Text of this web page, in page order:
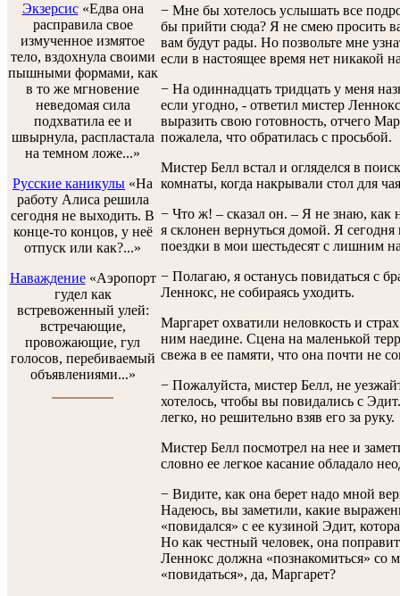
Экзерсис«Едва она
расправила свое
измученное измятое
тело, вздохнула своими
пышными формами, как
в то же мгновение
неведомая сила
подхватила ее и
швырнула, распластала
на темном ложе...»
Русские каникулы «На
работу Алиса решила
сегодня не выходить. В
конце-то концов, у неё
отпуск или как?...»
Наваждение«Аэропорт
гудел как
встревоженный улей:
встречающие,
провожающие, гул
голосов, перебиваемый
объявлениями...»
− Мне бы хотелось услышать все
бы прийти сюда? Я не смею просить
вам будут рады. Но позвольте мне
если в настоящее время нет никакой
− На одиннадцать тридцать у меня
если угодно, - ответил мистер
выразить свою готовность, отчего
пожалела, что обратилась с просьбой.
Мистер Белл встал и огляделся в
комнаты, когда накрывали стол для
− Что ж! – сказал он. – Я не знаю, как
я склонен вернуться домой. Я сегодня
поездки в мои шестьдесят с лишним
− Полагаю, я останусь повидаться с
Леннокс, не собираясь уходить.
Маргарет охватили неловкость и
ним наедине. Сцена на маленькой
свежа в ее памяти, что она почти не
− Пожалуйста, мистер Белл, не
хотелось, чтобы вы повидались с
легко, но решительно взяв его за руку.
Мистер Белл посмотрел на нее и
словно ее легкое касание обладало
− Видите, как она берет надо мной
Надеюсь, вы заметили, какие
«повидался» с ее кузиной Эдит,
Но как честный человек, она
Леннокс должна «познакомиться» со
«повидаться», да, Маргарет?